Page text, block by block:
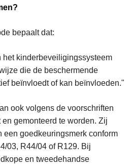
bepaalt dat:
kinderbeveiligingssysteem
die de beschermende
beïnvloedt of kan beïnvloeden."
ook volgens de voorschriften
gemonteerd te worden. Zij
een goedkeuringsmerk conform
03, R44/04 of R129. Bij
en tweedehandse